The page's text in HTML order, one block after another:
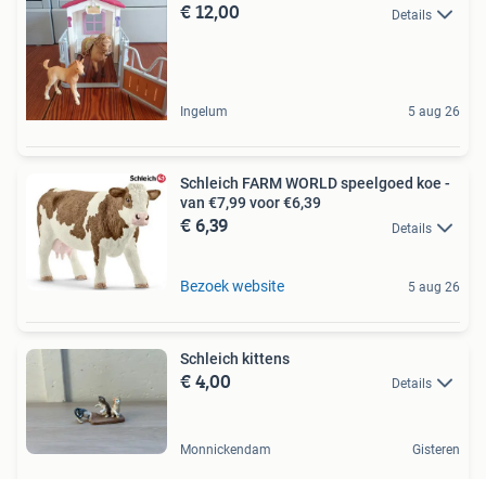
€ 12,00 Details
Ingelum 5 aug 26
Schleich FARM WORLD speelgoed koe -
van €7,99 voor €6,39
€ 6,39 Details
Bezoek website 5 aug 26
Schleich kittens
€ 4,00 Details
Monnickendam Gisteren